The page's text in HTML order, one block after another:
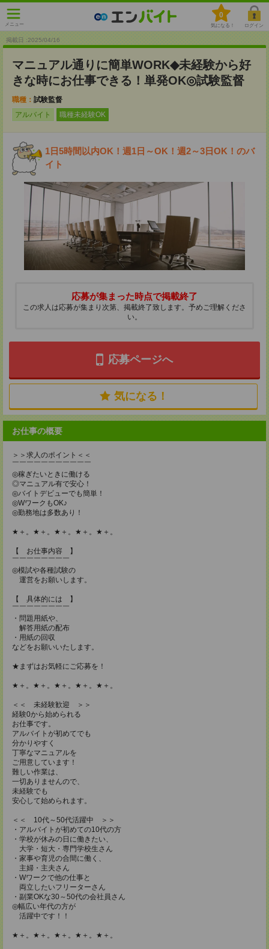
メニュー
0
気になる！ ログイン
掲載日 :2025/04/16
マニュアル通りに簡単WORK◆未経験から好
きな時にお仕事できる！単発OK◎試験監督
職種： 試験監督
アルバイト
職種未経験OK
1日5時間以内OK！週1日～OK！週2～3日OK！のバ
イト
応募が集まった時点で掲載終了
この求人は応募が集まり次第、掲載終了致します。予めご理解くださ
い。
応募ページへ
気になる！
お仕事の概要
＞＞求人のポイント＜＜
￣￣￣￣￣￣￣￣￣￣￣
◎稼ぎたいときに働ける
◎マニュアル有で安心！
◎バイトデビューでも簡単！
◎WワークもOK♪
◎勤務地は多数あり！
★＋。★＋。★＋。★＋。★＋。
【 お仕事内容 】
￣￣￣￣￣￣￣￣
◎模試や各種試験の
運営をお願いします。
【 具体的には 】
￣￣￣￣￣￣￣￣
・問題用紙や、
解答用紙の配布
・用紙の回収
などをお願いいたします。
★まずはお気軽にご応募を！
★＋。★＋。★＋。★＋。★＋。
＜＜ 未経験歓迎 ＞＞
経験0から始められる
お仕事です。
アルバイトが初めてでも
分かりやすく
丁寧なマニュアルを
ご用意しています！
難しい作業は、
一切ありませんので、
未経験でも
安心して始められます。
＜＜ 10代～50代活躍中 ＞＞
・アルバイトが初めての10代の方
・学校が休みの日に働きたい、
大学・短大・専門学校生さん
・家事や育児の合間に働く、
主婦・主夫さん
・Wワークで他の仕事と
両立したいフリーターさん
・副業OKな30～50代の会社員さん
◎幅広い年代の方が
活躍中です！！
★＋。★＋。★＋。★＋。★＋。